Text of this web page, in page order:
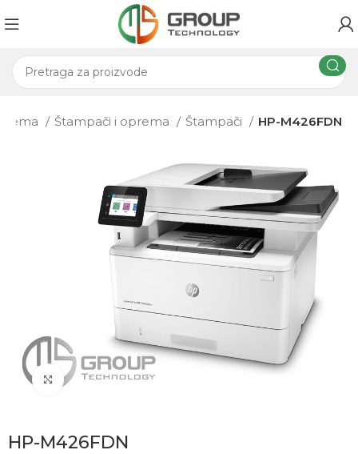
Štampači i oprema Štampači HP-M426FDN
Click to enlarge
HP-M426FDN